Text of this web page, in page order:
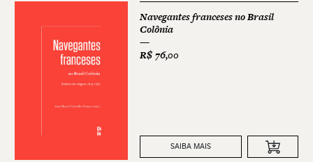
Navegantes franceses no Brasil
Colônia
R$ 76,00
SAIBA MAIS